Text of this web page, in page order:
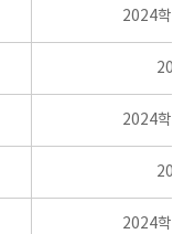
2024학
2024학
2024학